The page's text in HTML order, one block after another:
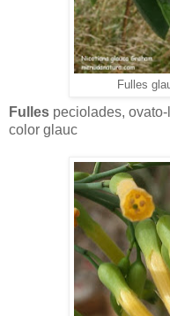
Fulles
Fulles peciolades,
color glauc